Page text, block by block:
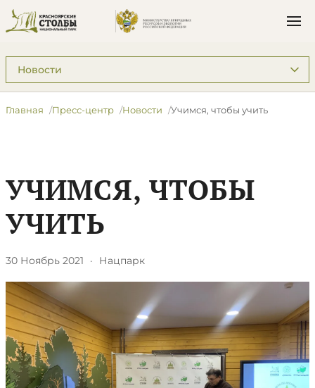
Подразделы: Пресс-центр
Главная Пресс-центр Новости Учимся, чтобы учить
УЧИМСЯ, ЧТОБЫ
УЧИТЬ
30 Ноябрь 2021 · Нацпарк